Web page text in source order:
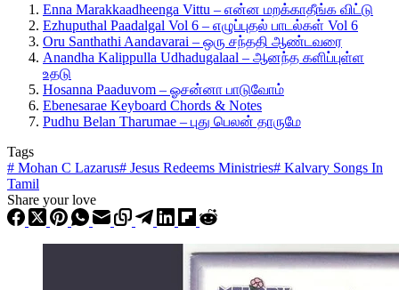
Enna Marakkaadheenga Vittu – என்ன மறக்காதீங்க விட்டு
Ezhuputhal Paadalgal Vol 6 – எழுப்புதல் பாடல்கள் Vol 6
Oru Santhathi Aandavarai – ஒரு சந்ததி ஆண்டவரை
Anandha Kalippulla Udhadugalaal – ஆனந்த களிப்புள்ள
உதடு
Hosanna Paaduvom – ஓசன்னா பாடுவோம்
Ebenesarae Keyboard Chords & Notes
Pudhu Belan Tharumae – புது பெலன் தாருமே
Tags
# Mohan C Lazarus# Jesus Redeems Ministries# Kalvary Songs In
Tamil
Share your love